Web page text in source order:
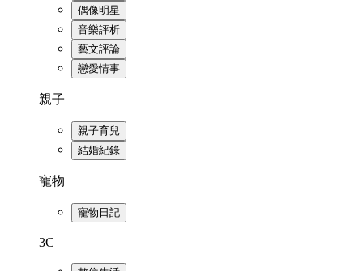
偶像明星
音樂評析
藝文評論
戀愛情事
親子
親子育兒
結婚紀錄
寵物
寵物日記
3C